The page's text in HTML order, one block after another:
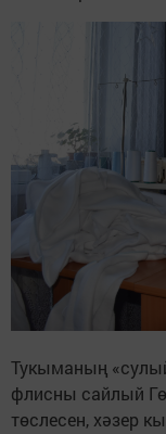
Тукыманың
флисны сайлый
төслесен, хәзер